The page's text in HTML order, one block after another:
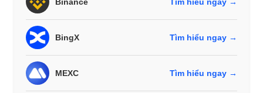
BingX Tìm hiểu ngay →
MEXC Tìm hiểu ngay →